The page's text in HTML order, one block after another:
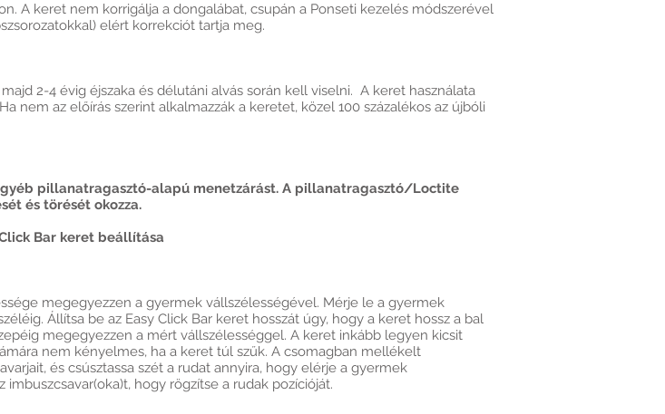
A keret nem korrigálja a dongalábat, csupán a Ponseti kezelés módszerével
elért korrekciót tartja meg.
2-4 évig éjszaka és délutáni alvás során kell viselni. A keret használata
nem az előírás szerint alkalmazzák a keretet, közel 100 százalékos az újbóli
pillanatragasztó-alapú menetzárást. A pillanatragasztó/Loctite
és törését okozza.
Bar keret beállítása
megegyezzen a gyermek vállszélességével. Mérje le a gyermek
Állítsa be az Easy Click Bar keret hosszát úgy, hogy a keret hossz a bal
megegyezzen a mért vállszélességgel. A keret inkább legyen kicsit
nem kényelmes, ha a keret túl szűk. A csomagban mellékelt
és csúsztassa szét a rudat annyira, hogy elérje a gyermek
hogy rögzítse a rudak pozícióját.